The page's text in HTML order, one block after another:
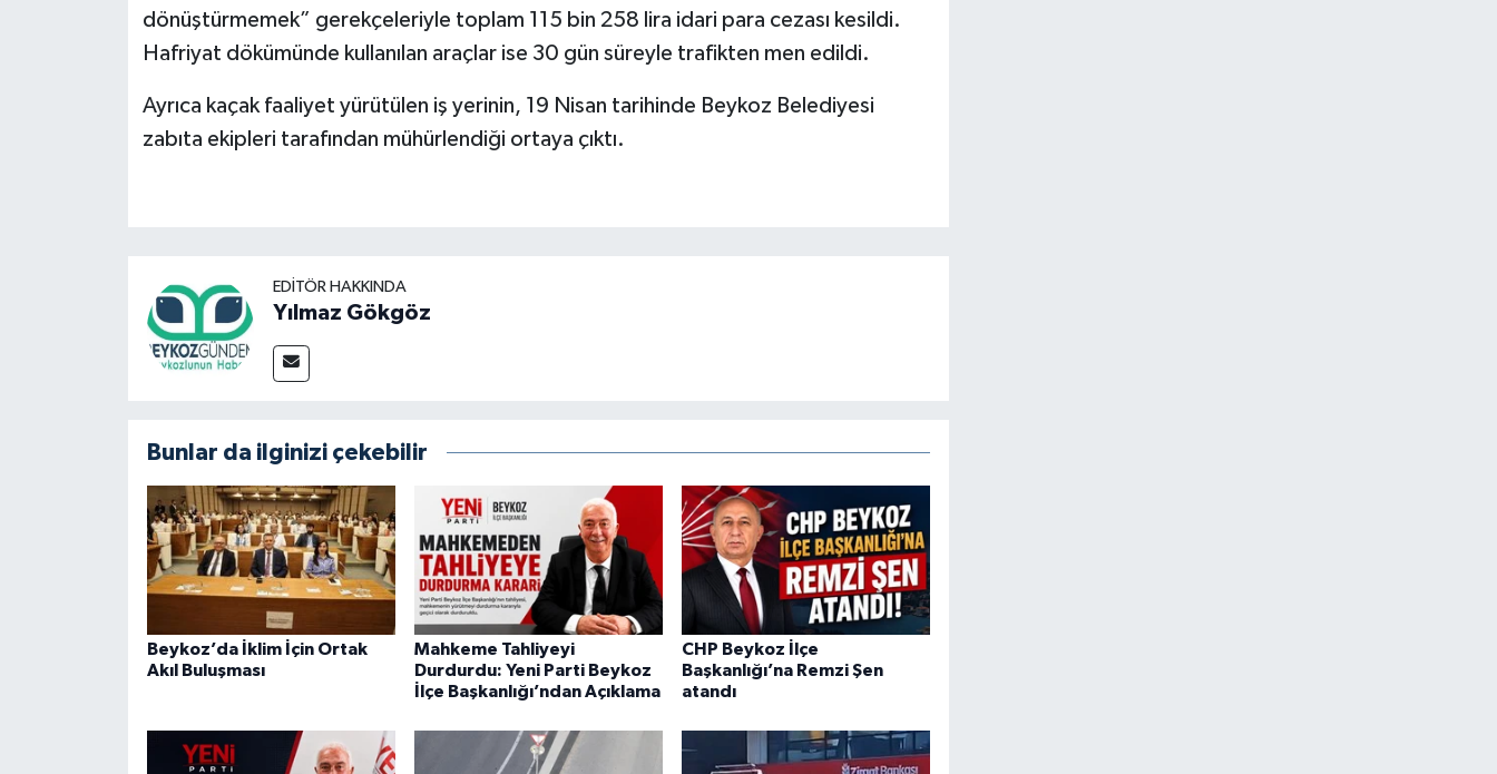
dönüştürmemek” gerekçeleriyle toplam 115 bin 258 lira idari para cezası kesildi.
Hafriyat dökümünde kullanılan araçlar ise 30 gün süreyle trafikten men edildi.
Ayrıca kaçak faaliyet yürütülen iş yerinin, 19 Nisan tarihinde Beykoz Belediyesi
zabıta ekipleri tarafından mühürlendiği ortaya çıktı.
EDITÖR HAKKINDA
Yılmaz Gökgöz
Bunlar da ilginizi çekebilir
Beykoz’da İklim İçin Ortak
Akıl Buluşması
Mahkeme Tahliyeyi
Durdurdu: Yeni Parti Beykoz
İlçe Başkanlığı’ndan Açıklama
CHP Beykoz İlçe
Başkanlığı’na Remzi Şen
atandı